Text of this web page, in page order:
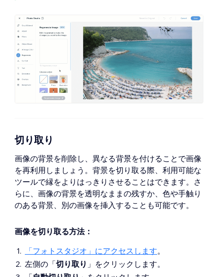
切り取り
画像の背景を削除し、異なる背景を付けることで画像
を再利用しましょう。背景を切り取る際、利用可能な
ツールで縁をよりはっきりさせることはできます。さ
らに、画像の背景を透明なままの残すか、色や手触り
のある背景、別の画像を挿入することも可能です。
画像を切り取る方法：
「フォトスタジオ」にアクセスします。
左側の「切り取り 」をクリックします。